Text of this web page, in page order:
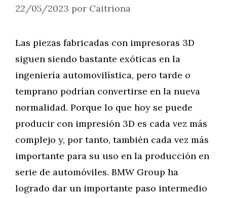
22/05/2023 por Caitriona
Las piezas fabricadas con impresoras 3D
siguen siendo bastante exóticas en la
ingeniería automovilística, pero tarde o
temprano podrían convertirse en la nueva
normalidad. Porque lo que hoy se puede
producir con impresión 3D es cada vez más
complejo y, por tanto, también cada vez más
importante para su uso en la producción en
serie de automóviles. BMW Group ha
logrado dar un importante paso intermedio